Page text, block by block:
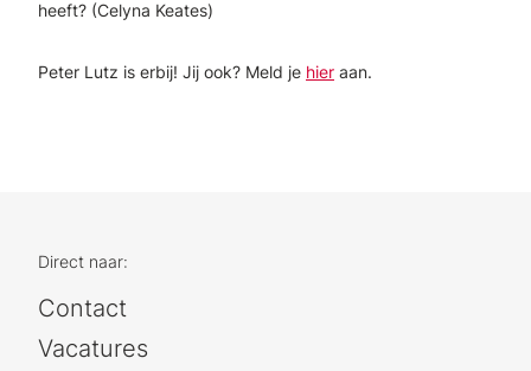
heeft? (Celyna Keates)
Peter Lutz is erbij! Jij ook? Meld je hier aan.
Direct naar:
Contact
Vacatures